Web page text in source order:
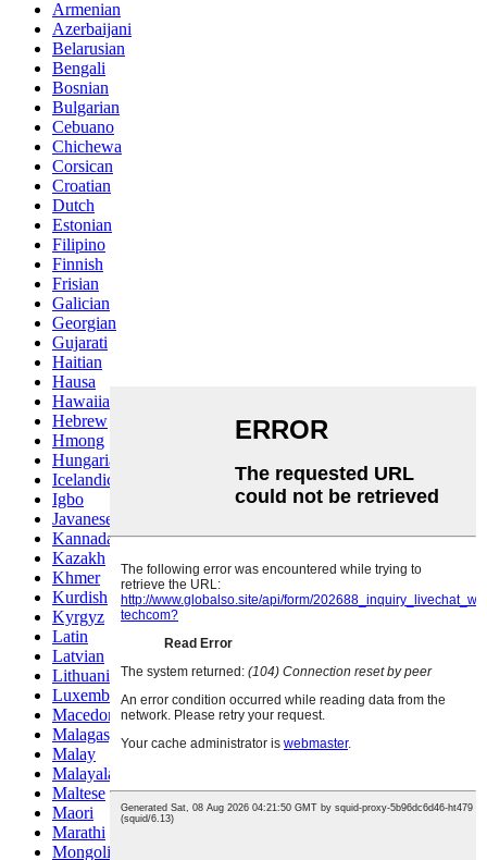
Armenian
Azerbaijani
Belarusian
Bengali
Bosnian
Bulgarian
Cebuano
Chichewa
Corsican
Croatian
Dutch
Estonian
Filipino
Finnish
Frisian
Galician
Georgian
Gujarati
Haitian
Hausa
Hawaiian
Hebrew
Hmong
Hungarian
Icelandic
Igbo
Javanese
Kannada
Kazakh
Khmer
Kurdish
Kyrgyz
Latin
Latvian
Lithuanian
Luxembou..
Macedonian
Malagasy
Malay
Malayalam
Maltese
Maori
Marathi
Mongolian